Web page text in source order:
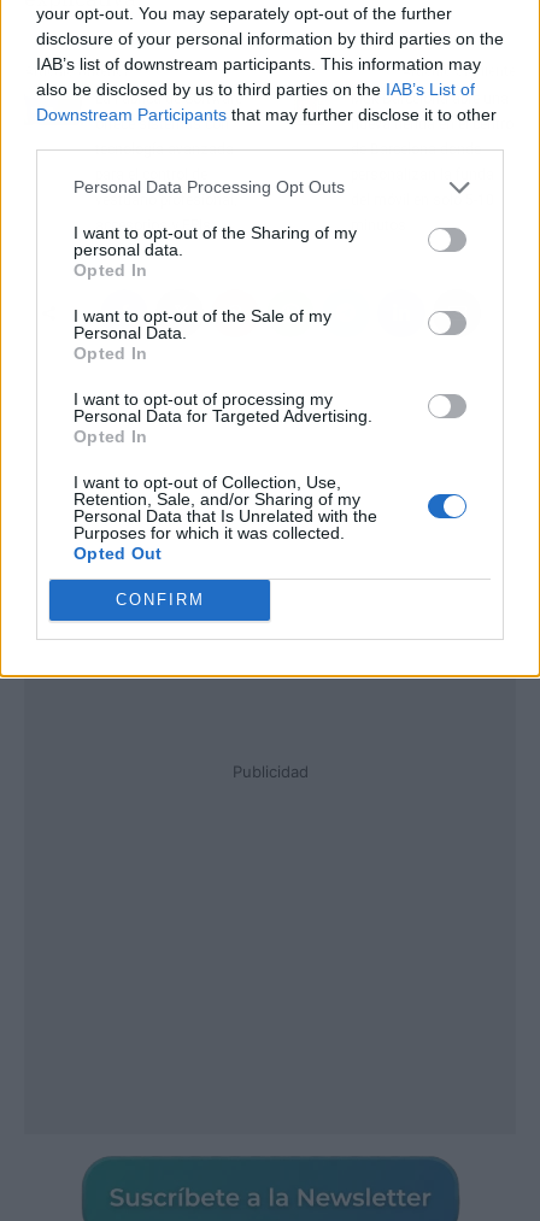
your opt-out. You may separately opt-out of the further
disclosure of your personal information by third parties on the
IAB’s list of downstream participants. This information may
also be disclosed by us to third parties on the IAB’s List of
Downstream Participants that may further disclose it to other
Personal Data Processing Opt Outs
I want to opt-out of the Sharing of my
personal data.
Opted In
I want to opt-out of the Sale of my
Personal Data.
Opted In
I want to opt-out of processing my
Personal Data for Targeted Advertising.
Opted In
I want to opt-out of Collection, Use,
Retention, Sale, and/or Sharing of my
Personal Data that Is Unrelated with the
Purposes for which it was collected.
Opted Out
CONFIRM
Artículo anterior
La Fábrica de Software
ofrece sistemas con
tecnología avanzada
accesorios y EPIs
Artículo siguiente
Muk Barcelona abre una
nueva tienda en el centro
de Barcelona donde
del móvil en solo 5-10
Publicidad